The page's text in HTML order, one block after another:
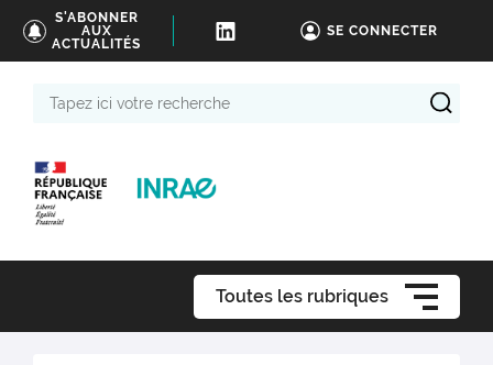
S'ABONNER
AUX
ACTUALITÉS
SE CONNECTER
Toutes les rubriques